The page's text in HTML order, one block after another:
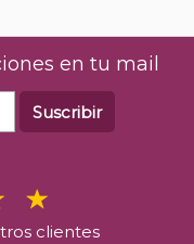
en tu mail
Suscribir
clientes